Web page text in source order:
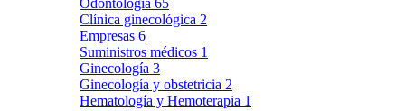
Odontología 65
Clínica ginecológica 2
Empresas 6
Suministros médicos 1
Ginecología 3
Ginecología y obstetricia 2
Hematología y Hemoterapia 1